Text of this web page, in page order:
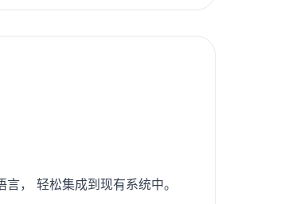
， 轻松集成到现有系统中。